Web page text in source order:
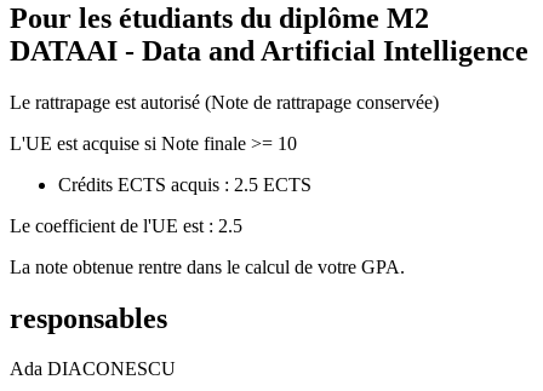
Pour les étudiants du diplôme M2
DATAAI - Data and Artificial Intelligence
Le rattrapage est autorisé (Note de rattrapage conservée)
L'UE est acquise si Note finale >= 10
Crédits ECTS acquis : 2.5 ECTS
Le coefficient de l'UE est : 2.5
La note obtenue rentre dans le calcul de votre GPA.
responsables
Ada DIACONESCU